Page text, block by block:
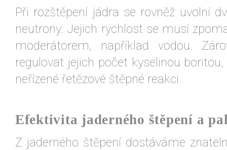
Při rozštěpení jádra se rovněž uvolní
neutrony. Jejich rychlost se musí
moderátorem, například vodou.
regulovat jejich počet kyselinou
neřízené řetězové štěpné reakci.
Efektivita jaderného štěpení a
Z jaderného štěpení dostáváme